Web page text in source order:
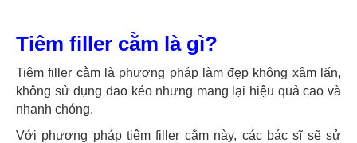
Tiêm filler cằm là gì?
Tiêm filler cằm là phương pháp làm đẹp không xâm lấn,
không sử dụng dao kéo nhưng mang lại hiệu quả cao và
nhanh chóng.
Với phương pháp tiêm filler cằm này, các bác sĩ sẽ sử